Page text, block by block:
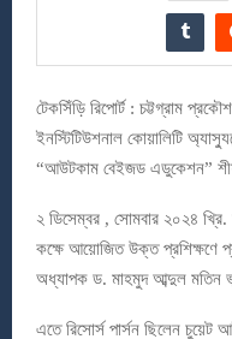
টেকসিঁড়ি রিপোর্ট : চট্টগ্রাম
ইনস্টিটিউশনাল কোয়ালিটি
“আউটকাম বেইজড এডুকেশন”
২ ডিসেম্বর , সোমবার ২০২৪
কক্ষে আয়োজিত উক্ত প্রশিক্ষণে
অধ্যাপক ড. মাহমুদ আব্দুল মতিন
এতে রিসোর্স পার্সন ছিলেন